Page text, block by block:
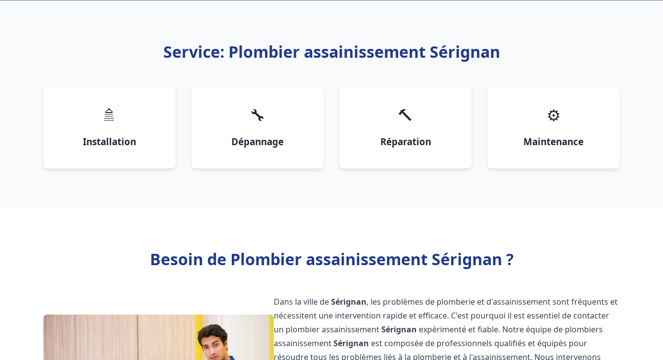
Service: Plombier assainissement Sérignan
🚿
Installation
🔧
Dépannage
🔨
Réparation
⚙️
Maintenance
Besoin de Plombier assainissement Sérignan ?
Dans la ville deSérignan, les problèmes de plomberie et d'assainissement sont fréquents et
nécessitent une intervention rapide et efficace. C'est pourquoi il est essentiel de contacter
un plombier assainissementSérignan expérimenté et fiable. Notre équipe de plombiers
assainissementSérignan est composée de professionnels qualifiés et équipés pour
résoudre tous les problèmes liés à la plomberie et à l'assainissement. Nous intervenons